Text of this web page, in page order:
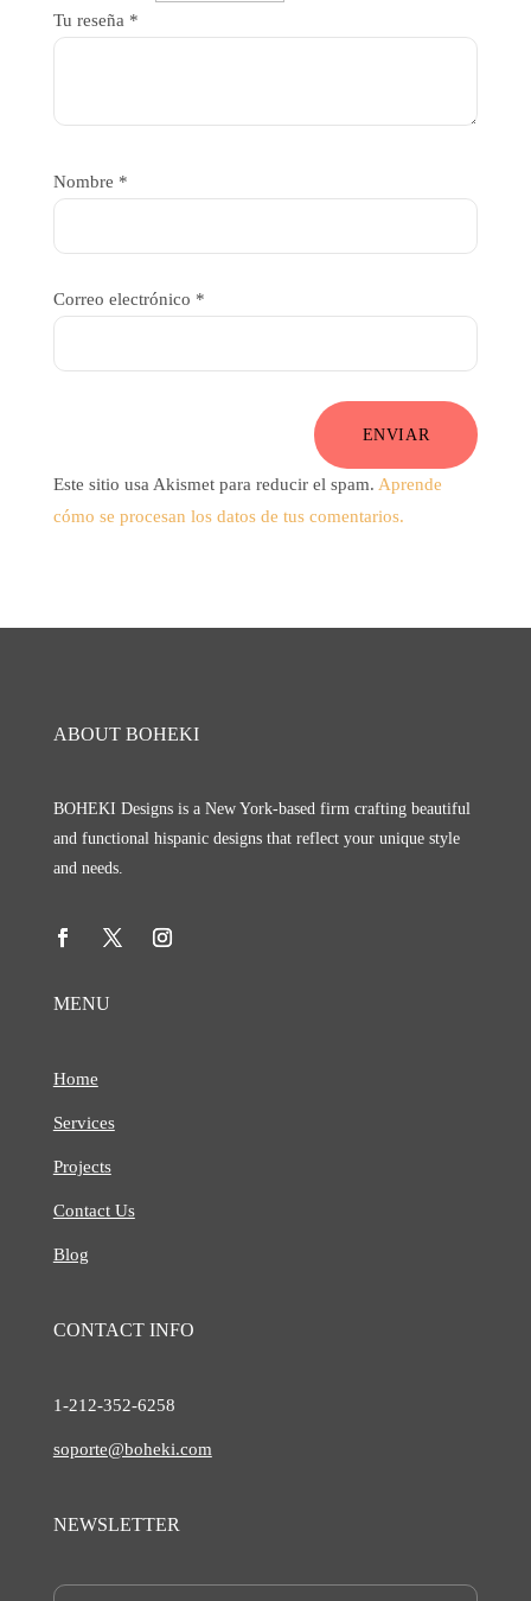
Tu reseña *
Nombre *
Correo electrónico *
ENVIAR
Este sitio usa Akismet para reducir el spam. Aprende
cómo se procesan los datos de tus comentarios.
ABOUT BOHEKI
BOHEKI Designs is a New York-based firm crafting beautiful
and functional hispanic designs that reflect your unique style
and needs.
MENU
Home
Services
Projects
Contact Us
Blog
CONTACT INFO
1-212-352-6258
soporte@boheki.com
NEWSLETTER